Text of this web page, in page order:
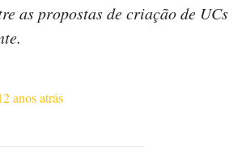
as propostas de criação de UCs
anos atrás